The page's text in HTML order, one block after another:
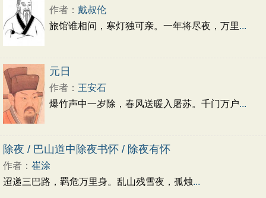
作者： 戴叔伦
旅馆谁相问，寒灯独可亲。一年将尽夜，万里...
元日
作者： 王安石
爆竹声中一岁除，春风送暖入屠苏。千门万户...
除夜 / 巴山道中除夜书怀 / 除夜有怀
作者： 崔涂
迢递三巴路，羁危万里身。乱山残雪夜，孤烛...